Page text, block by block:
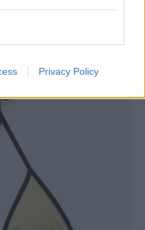
Privacy Policy